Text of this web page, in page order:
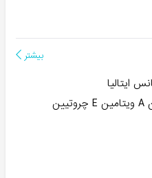
بیشتر
ایتالیا
ویتامین B5 و ویتامین A ویتامین E چروتیین